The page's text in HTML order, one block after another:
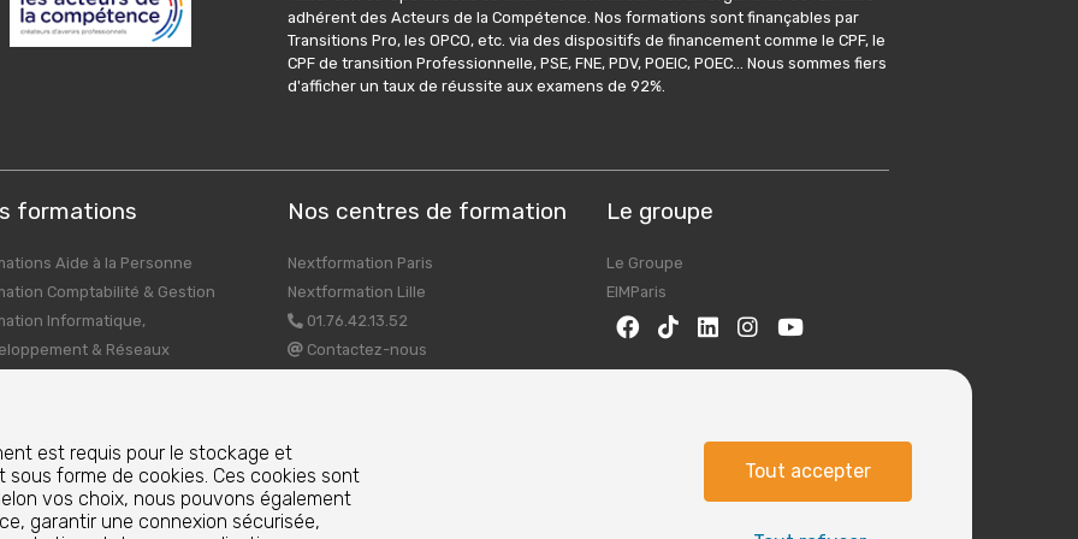
adhérent des Acteurs de la Compétence. Nos formations sont finançables par
Transitions Pro, les OPCO, etc. via des dispositifs de financement comme le CPF, le
CPF de transition Professionnelle, PSE, FNE, PDV, POEIC, POEC... Nous sommes fiers
d'afficher un taux de réussite aux examens de 92%.
formations
Aide à la Personne
Comptabilité & Gestion
Informatique,
& Réseaux
Secrétariat & Assistanat
Nos centres de formation
Nextformation Paris
Nextformation Lille
01.76.42.13.52
Contactez-nous
Le groupe
Le Groupe
EIMParis
est requis pour le stockage et
forme de cookies. Ces cookies sont
vos choix, nous pouvons également
garantir une connexion sécurisée,
Tout accepter